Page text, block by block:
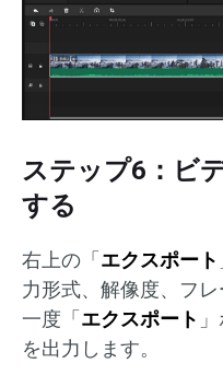
ステップ6：ビ
する
右上の「 エクスポート
力形式、解像度、フ
一度「 エクスポート
を出力します。